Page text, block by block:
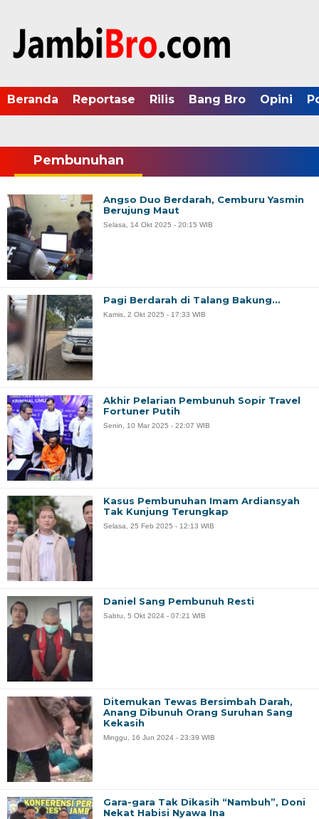
Beranda Reportase Rilis Bang Bro Opini
Pembunuhan
Angso Duo Berdarah, Cemburu Yasmin
Berujung Maut
Selasa, 14 Okt 2025 - 20:15 WIB
Pagi Berdarah di Talang Bakung…
Kamis, 2 Okt 2025 - 17:33 WIB
Akhir Pelarian Pembunuh Sopir Travel
Fortuner Putih
Senin, 10 Mar 2025 - 22:07 WIB
Kasus Pembunuhan Imam Ardiansyah
Tak Kunjung Terungkap
Selasa, 25 Feb 2025 - 12:13 WIB
Daniel Sang Pembunuh Resti
Sabtu, 5 Okt 2024 - 07:21 WIB
Ditemukan Tewas Bersimbah Darah,
Anang Dibunuh Orang Suruhan Sang
Kekasih
Minggu, 16 Jun 2024 - 23:39 WIB
Gara-gara Tak Dikasih “Nambuh”, Doni
Nekat Habisi Nyawa Ina